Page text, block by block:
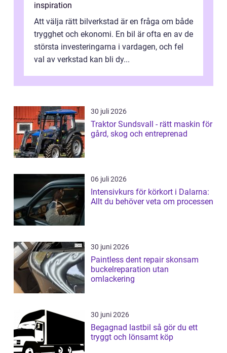
inspiration
Att välja rätt bilverkstad är en fråga om både
trygghet och ekonomi. En bil är ofta en av de
största investeringarna i vardagen, och fel
val av verkstad kan bli dy...
30 juli 2026
Traktor Sundsvall - rätt maskin för
gård, skog och entreprenad
06 juli 2026
Intensivkurs för körkort i Dalarna:
Allt du behöver veta om processen
30 juni 2026
Paintless dent repair skonsam
buckelreparation utan
omlackering
30 juni 2026
Begagnad lastbil så gör du ett
tryggt och lönsamt köp